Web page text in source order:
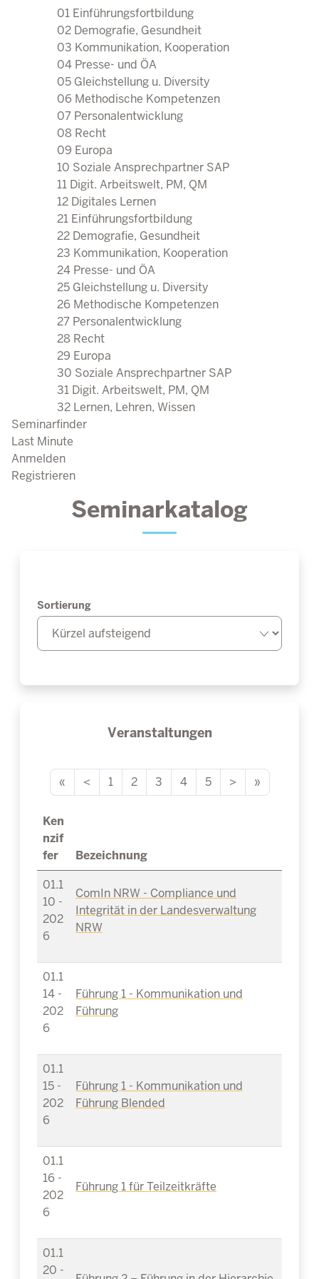
Direkt zum Inhalt
25 Gleichstellung u.
26 Methodische
27 Personalentwicklung
30 Soziale Ansprechpartner
31 Digit. Arbeitswelt, PM,
01 Einführungsfortbildung
02 Demografie, Gesundheit
03 Kommunikation, Kooperation
04 Presse- und ÖA
05 Gleichstellung u. Diversity
06 Methodische Kompetenzen
07 Personalentwicklung
08 Recht
09 Europa
10 Soziale Ansprechpartner SAP
11 Digit. Arbeitswelt, PM, QM
12 Digitales Lernen
21 Einführungsfortbildung
22 Demografie, Gesundheit
23 Kommunikation, Kooperation
24 Presse- und ÖA
25 Gleichstellung u. Diversity
26 Methodische Kompetenzen
27 Personalentwicklung
28 Recht
29 Europa
30 Soziale Ansprechpartner SAP
31 Digit. Arbeitswelt, PM, QM
32 Lernen, Lehren, Wissen
Seminarfinder
Last Minute
Anmelden
Registrieren
Seminarkatalog
Sortierung
Veranstaltungen
« < 1 2 3 4 5 > »
Ken
nzif
fer
Bezeichnung
01.1
10 -
202
6
ComIn NRW - Compliance und
Integrität in der Landesverwaltung
NRW
01.1
14 -
202
6
Führung 1 - Kommunikation und
Führung
01.1
15 -
202
6
Führung 1 - Kommunikation und
Führung Blended
01.1
16 -
202
6
Führung 1 für Teilzeitkräfte
01.1
20 -